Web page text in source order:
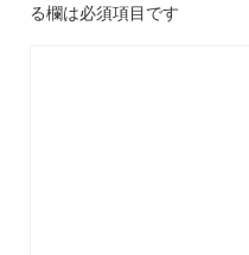
る欄は必須項目です